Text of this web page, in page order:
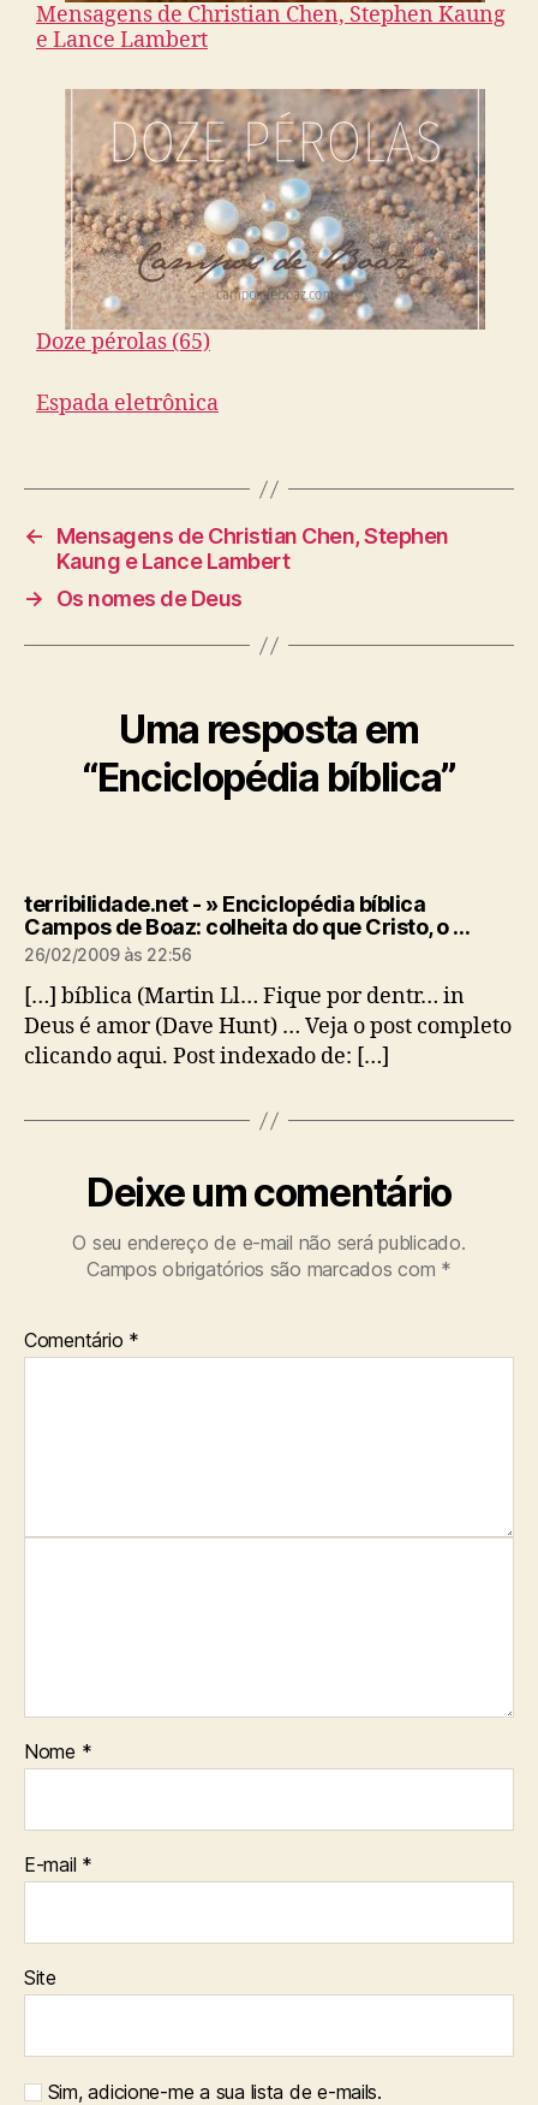
Mensagens de Christian Chen, Stephen Kaung
e Lance Lambert
Doze pérolas (65)
Espada eletrônica
←
Mensagens de Christian Chen, Stephen
Kaung e Lance Lambert
→
Os nomes de Deus
Uma resposta em
“Enciclopédia bíblica”
terribilidade.net - » Enciclopédia bíblica
Campos de Boaz: colheita do que Cristo, o …d
26/02/2009 às 22:56
[…] bíblica (Martin Ll… Fique por dentr… in
Deus é amor (Dave Hunt) … Veja o post completo
clicando aqui. Post indexado de: […]
Deixe um comentário
O seu endereço de e-mail não será publicado.
Campos obrigatórios são marcados com *
Comentário *
Nome *
E-mail *
Site
Sim, adicione-me a sua lista de e-mails.